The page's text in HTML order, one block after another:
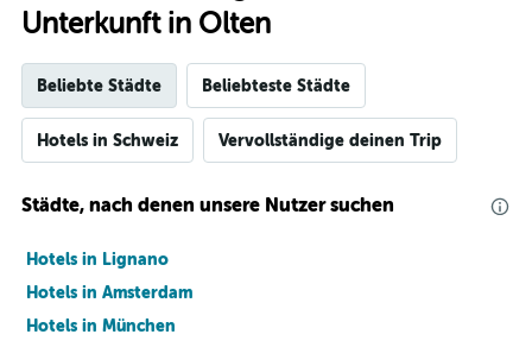
Unterkunft in Olten
Beliebte Städte Beliebteste Städte
Hotels in Schweiz Vervollständige deinen Trip
Städte, nach denen unsere Nutzer suchen
Hotels in Lignano
Hotels in Amsterdam
Hotels in München